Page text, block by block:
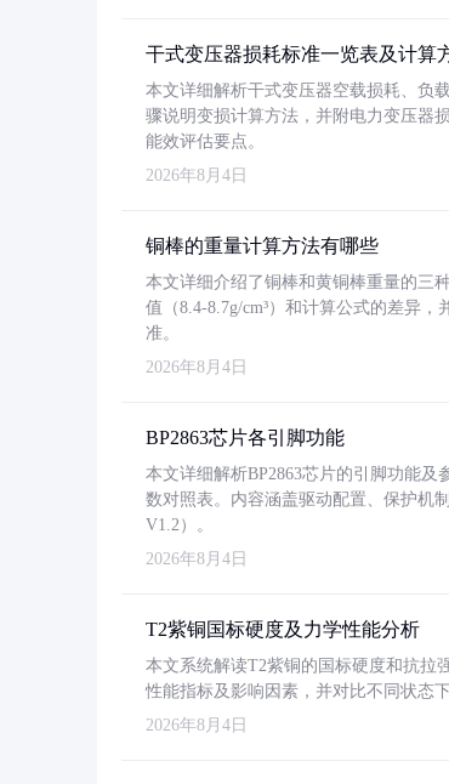
干式变压器损耗标准一览表及计算
本文详细解析干式变压器空载损耗、负
骤说明变损计算方法，并附电力变压器
能效评估要点。
2026年8月4日
铜棒的重量计算方法有哪些
本文详细介绍了铜棒和黄铜棒重量的三
值（8.4-8.7g/cm³）和计算公式的差异
准。
2026年8月4日
BP2863芯片各引脚功能
本文详细解析BP2863芯片的引脚功能
数对照表。内容涵盖驱动配置、保护机
V1.2）。
2026年8月4日
T2紫铜国标硬度及力学性能分析
本文系统解读T2紫铜的国标硬度和抗拉
性能指标及影响因素，并对比不同状态
2026年8月4日